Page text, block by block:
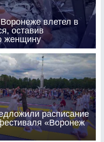
влетел в
оставив
женщину
расписание
«Воронеж